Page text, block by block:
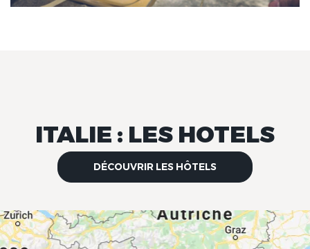
ITALIE : LES HOTELS
DÉCOUVRIR LES HÔTELS